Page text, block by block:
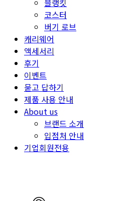
코스터
버기 로브
캐리웨어
액세서리
후기
이벤트
묻고 답하기
제품 사용 안내
About us
브랜드 소개
입점처 안내
기업회원전용